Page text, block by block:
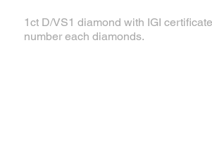
1ct D/VS1 diamond with IGI
number each diamonds.